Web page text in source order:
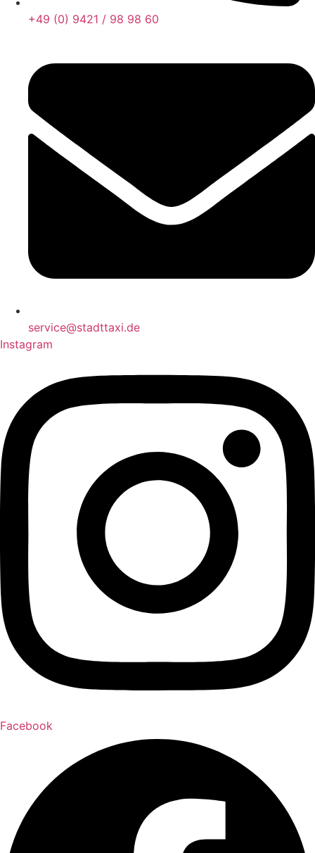
+49 (0) 9421 / 98 98 60
service@stadttaxi.de
Instagram
Facebook